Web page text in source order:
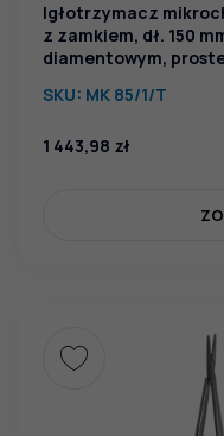
Igłotrzymacz
z zamkiem, dł. 150
diamentowym,
SKU: MK 85/1/T
1 443,98 zł